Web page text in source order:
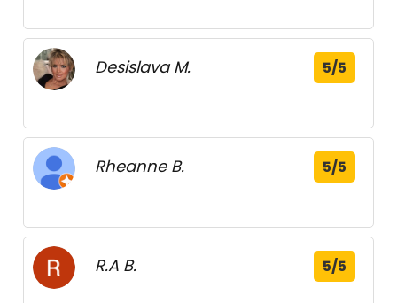
Desislava M. 5/5
Rheanne B. 5/5
R.A B. 5/5